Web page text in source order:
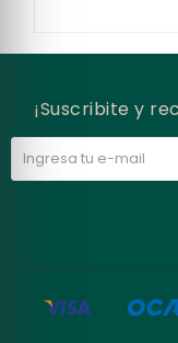
¡Suscribite y